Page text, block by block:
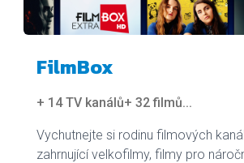
FilmBox
+ 14 TV kanálů+ 32 filmů...
Vychutnejte si rodinu filmových
zahrnující velkofilmy, filmy pro